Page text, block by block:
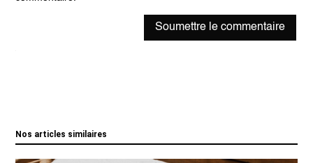
Soumettre le commentaire
Nos articles similaires